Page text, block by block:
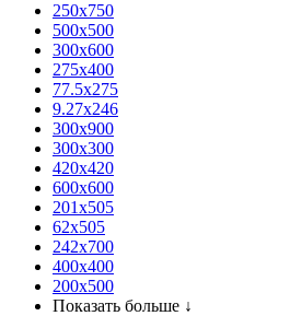
250x750
500x500
300x600
275x400
77.5х275
9.27x246
300x900
300x300
420х420
600х600
201х505
62х505
242х700
400х400
200х500
Показать больше ↓